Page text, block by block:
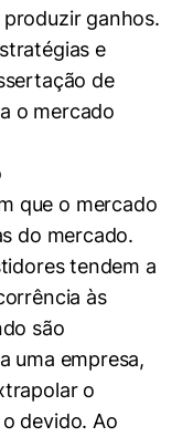
ganhos.
e
de
o mercado
que o mercado
do mercado.
tendem a
às
são
uma empresa,
o
devido. Ao